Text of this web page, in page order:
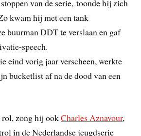
van de serie, toonde hij zich
kwam hij met een tank
buurman DDT te verslaan en gaf
speech.
eind vorig jaar verscheen, werkte
bucketlist af na de dood van een
rol, zong hij ookCharles Aznavour,
in de Nederlandse jeugdserie